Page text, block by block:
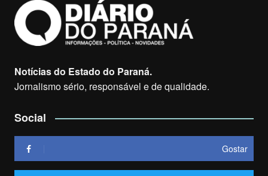
Notícias do Estado do Paraná.
Jornalismo sério, responsável e de qualidade.
Social
Gostar